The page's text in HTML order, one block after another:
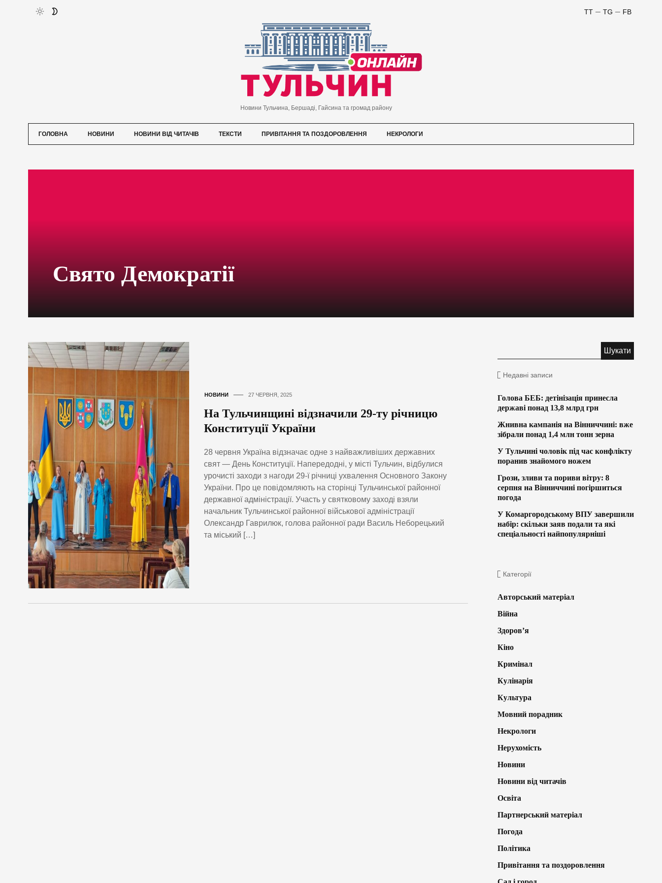
FB
TG
TT
Новини Тульчина, Бершаді, Гайсина та громад району
ГОЛОВНА НОВИНИ НОВИНИ ВІД ЧИТАЧІВ ТЕКСТИ ПРИВІТАННЯ ТА ПОЗДОРОВЛЕННЯ НЕКРОЛОГИ
Свято Демократії
НОВИНИ 27 ЧЕРВНЯ, 2025
На Тульчинщині відзначили 29-ту річницю
Конституції України
28 червня Україна відзначає одне з найважливіших державних
свят — День Конституції. Напередодні, у місті Тульчин, відбулися
урочисті заходи з нагоди 29-ї річниці ухвалення Основного Закону
України. Про це повідомляють на сторінці Тульчинської районної
державної адміністрації. Участь у святковому заході взяли
начальник Тульчинської районної військової адміністрації
Олександр Гаврилюк, голова районної ради Василь Неборецький
та міський […]
Недавні записи
Голова БЕБ: детінізація принесла
державі понад 13,8 млрд грн
Жнивна кампанія на Вінниччині: вже
зібрали понад 1,4 млн тонн зерна
У Тульчині чоловік під час конфлікту
поранив знайомого ножем
Грози, зливи та пориви вітру: 8
серпня на Вінниччині погіршиться
погода
У Комаргородському ВПУ завершили
набір: скільки заяв подали та які
спеціальності найпопулярніші
Категорії
Авторський матеріал
Війна
Здоров’я
Кіно
Кримінал
Кулінарія
Культура
Мовний порадник
Некрологи
Нерухомість
Новини
Новини від читачів
Освіта
Партнерський матеріал
Погода
Політика
Привітання та поздоровлення